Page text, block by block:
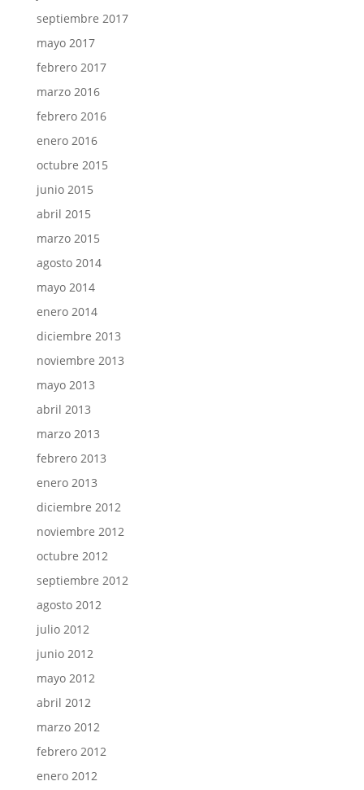
septiembre 2017
mayo 2017
febrero 2017
marzo 2016
febrero 2016
enero 2016
octubre 2015
junio 2015
abril 2015
marzo 2015
agosto 2014
mayo 2014
enero 2014
diciembre 2013
noviembre 2013
mayo 2013
abril 2013
marzo 2013
febrero 2013
enero 2013
diciembre 2012
noviembre 2012
octubre 2012
septiembre 2012
agosto 2012
julio 2012
junio 2012
mayo 2012
abril 2012
marzo 2012
febrero 2012
enero 2012